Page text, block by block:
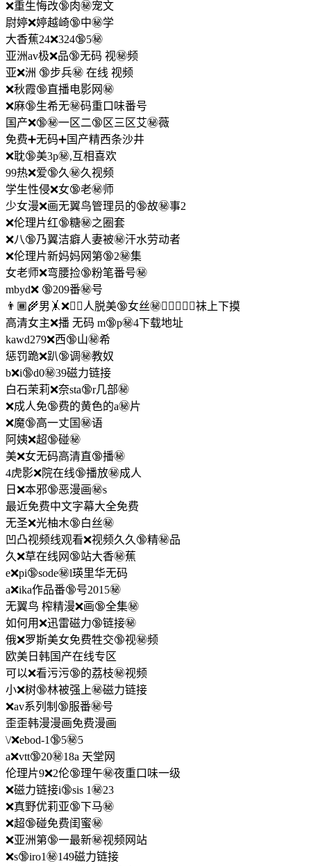
❌重生悔改🔞肉㊙️宠文
尉婷❌婷越崎🔞中㊙️学
大香蕉24❌324🔞5㊙️
亚洲av极❌品🔞无码 视㊙️频
亚❌洲 🔞步兵㊙️ 在线 视频
❌秋霞🔞直播电影网㊙️
❌麻🔞生希无㊙️码重口味番号
国产❌🔞㊙一区二🔞区三区艾㊙️薇
免费➕无码➕国产精西条沙井
❌耽🔞美3p㊙️,互相喜欢
99热❌爱🔞久㊙️久视频
学生性侵❌女🔞老㊙️师
少女漫❌画无翼鸟管理员的🔞故㊙️事2
❌伦理片红🔞糖㊙️之圈套
❌八🔞乃翼洁癖人妻被㊙️汗水劳动者
❌伦理片新妈妈网第🔞2㊙️集
女老师❌弯腰捡🔞粉笔番号㊙️
mbyd❌ 🔞209番㊙️号
👨🏾‍🌾男🤸❌🏿‍♂人脱美🔞女丝㊙️👨🏼‍❤‍👨🏾袜上下摸
高清女主❌播 无码 m🔞p㊙️4下载地址
kawd279❌西🔞山㊙️希
惩罚跪❌趴🔞调㊙️教奴
b❌i🔞d0㊙️39磁力链接
白石茉莉❌奈sta🔞r几部㊙️
❌成人免🔞费的黄色的a㊙️片
❌魔🔞高一丈国㊙️语
阿姨❌超🔞碰㊙️
美❌女无码高清直🔞播㊙️
4虎影❌院在线🔞播放㊙️成人
日❌本邪🔞恶漫画㊙️s
最近免费中文字幕大全免费
无圣❌光柚木🔞白丝㊙️
凹凸视频线观看❌视频久久🔞精㊙️品
久❌草在线网🔞站大香㊙️蕉
e❌pi🔞sode㊙️l瑛里华无码
a❌ika作品番🔞号2015㊙️
无翼鸟 榨精漫❌画🔞全集㊙️
如何用❌迅雷磁力🔞链接㊙️
俄❌罗斯美女免费牲交🔞视㊙️频
欧美日韩国产在线专区
可以❌看污污🔞的荔枝㊙️视频
小❌树🔞林被强上㊙️磁力链接
❌av系列制🔞服番㊙️号
歪歪韩漫漫画免费漫画
\/❌ebod-1🔞5㊙️5
a❌vtt🔞20㊙️18a 天堂网
伦理片9❌2伦🔞理午㊙️夜重口味一级
❌磁力链接i🔞sis 1㊙️23
❌真野优莉亚🔞下马㊙️
❌超🔞碰免费闺蜜㊙️
❌亚洲第🔞一最新㊙️视频网站
❌s🔞iro1㊙️149磁力链接